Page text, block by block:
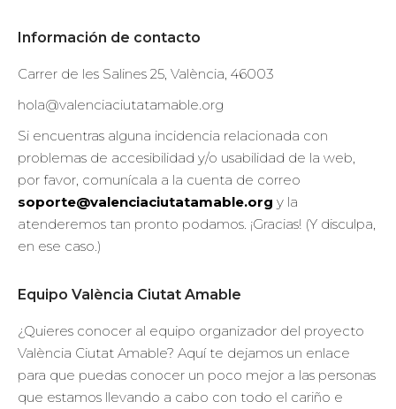
Información de contacto
Carrer de les Salines 25, València, 46003
hola@valenciaciutatamable.org
Si encuentras alguna incidencia relacionada con
problemas de accesibilidad y/o usabilidad de la web,
por favor, comunícala a la cuenta de correo
soporte@valenciaciutatamable.org y la
atenderemos tan pronto podamos. ¡Gracias! (Y disculpa,
en ese caso.)
Equipo València Ciutat Amable
¿Quieres conocer al equipo organizador del proyecto
València Ciutat Amable? Aquí te dejamos un enlace
para que puedas conocer un poco mejor a las personas
que estamos llevando a cabo con todo el cariño e